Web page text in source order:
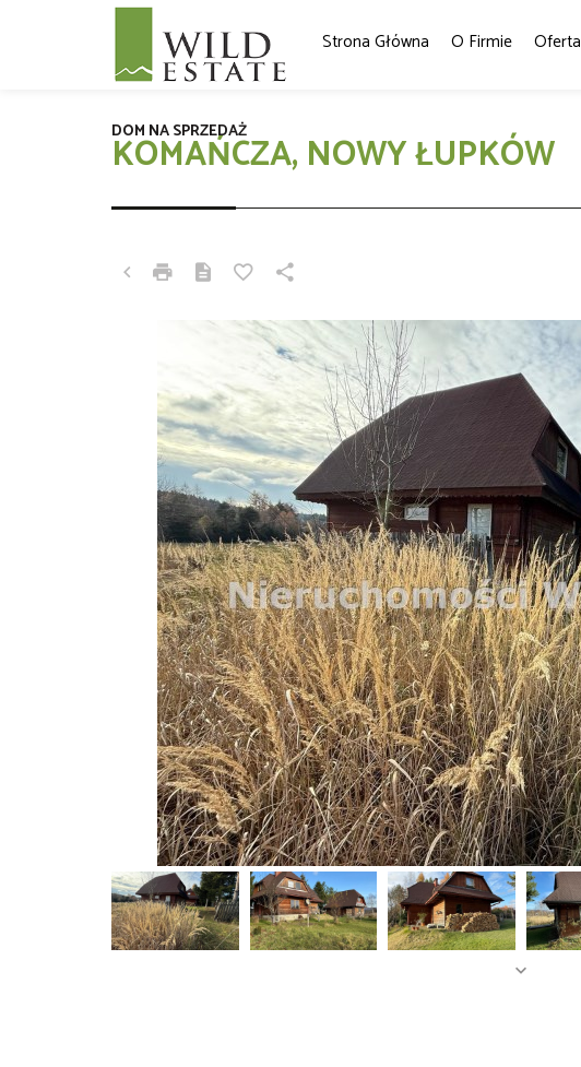
Strona Główna O Firmie Oferta
KOMAŃCZA, NOWY ŁUPKÓW
DOM NA SPRZEDAŻ